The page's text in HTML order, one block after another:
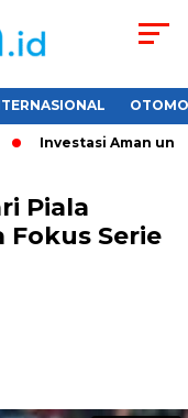
Investasi Aman untuk
Piala
Fokus Serie